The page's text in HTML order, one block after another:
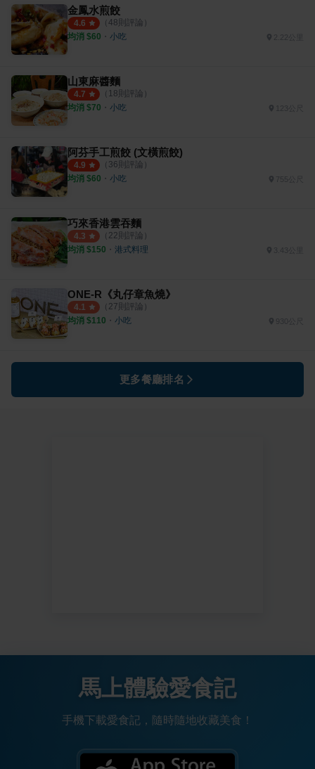
金鳳水煎餃
4.6 （ 48則評論）
均消 $60 ・ 小吃
山東麻醬麵
4.7 （ 18則評論）
均消 $70 ・ 小吃
阿芬手工煎餃 (文橫煎餃)
4.9 （ 36則評論）
均消 $60 ・ 小吃 755公尺
巧來香港雲吞麵
4.3 （ 22則評論）
均消 $150 ・ 港式料理 3.43公里
ONE-R《丸仔章魚燒》
4.1 （ 27則評論）
均消 $110 ・ 小吃
更多餐廳排名
馬上體驗愛食記
手機下載愛食記，隨時隨地收藏美食！